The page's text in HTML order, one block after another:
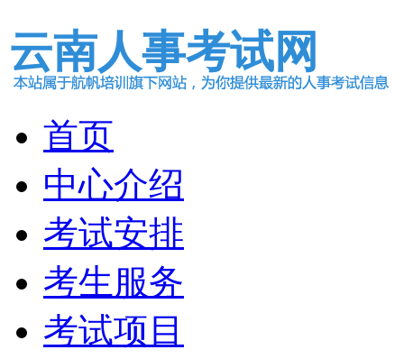
云南人事考试网
首页
中心介绍
考试安排
考生服务
考试项目